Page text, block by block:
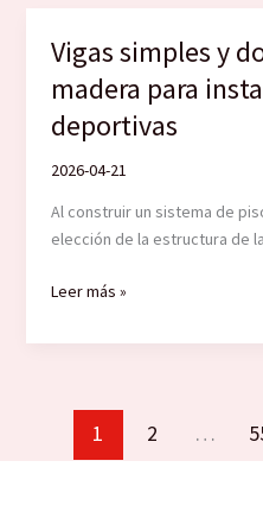
para
suelos
de
madera
deportivos.
Vigas simples y
madera para
deportivas
2026-04-21
Al construir un sistema de
elección de la estructura de
Vigas
y
Leer más »
1 2 …